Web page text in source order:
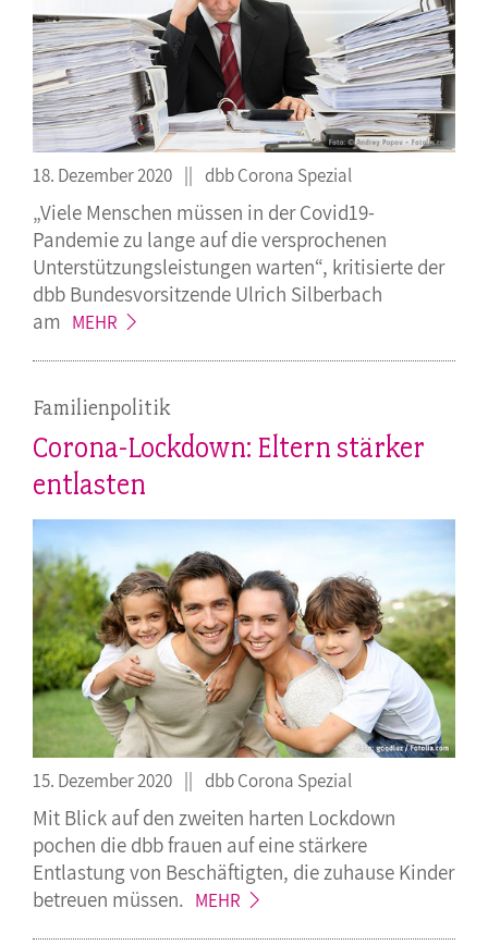
18. Dezember 2020 dbb Corona Spezial
„Viele Menschen müssen in der Covid19-
Pandemie zu lange auf die versprochenen
Unterstützungsleistungen warten“, kritisierte der
dbb Bundesvorsitzende Ulrich Silberbach
am MEHR
Familienpolitik
Corona-Lockdown: Eltern stärker
entlasten
15. Dezember 2020 dbb Corona Spezial
Mit Blick auf den zweiten harten Lockdown
pochen die dbb frauen auf eine stärkere
Entlastung von Beschäftigten, die zuhause Kinder
betreuen müssen. MEHR